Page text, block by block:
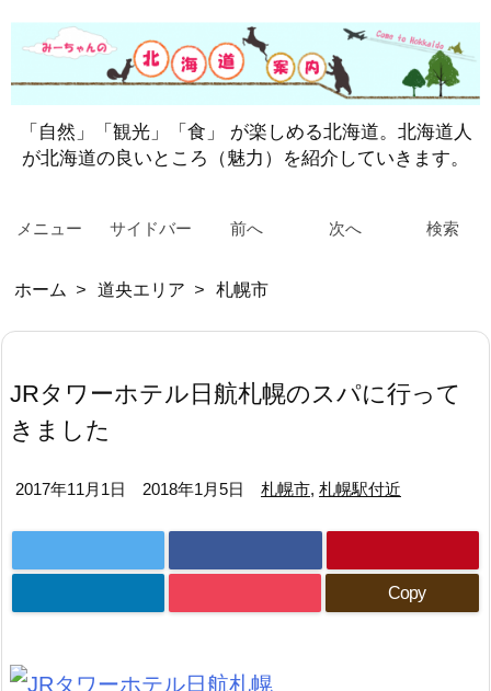
「自然」「観光」「食」 が楽しめる北海道。北海道人
が北海道の良いところ（魅力）を紹介していきます。
メニュー サイドバー 前へ 次へ 検索
ホーム > 道央エリア > 札幌市
JRタワーホテル日航札幌のスパに行って
きました
2017年11月1日 2018年1月5日 札幌市, 札幌駅付近
Copy